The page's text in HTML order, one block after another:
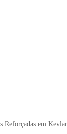
Reforçadas em